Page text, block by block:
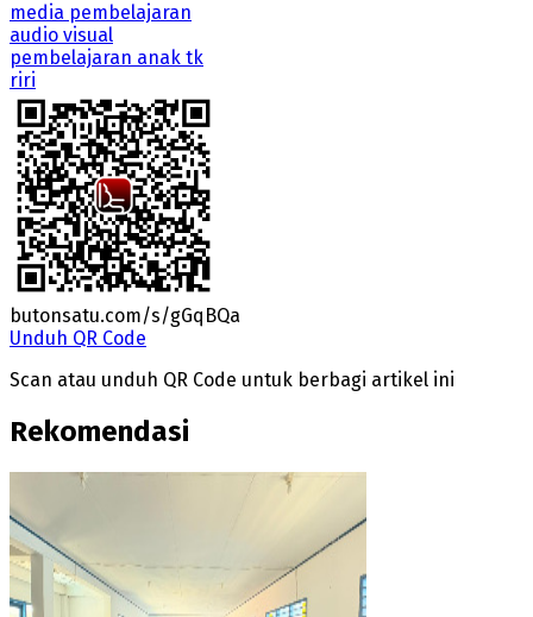
media pembelajaran
audio visual
pembelajaran anak tk
riri
butonsatu.com/s/gGqBQa
Unduh QR Code
Scan atau unduh QR Code untuk berbagi artikel ini
Rekomendasi